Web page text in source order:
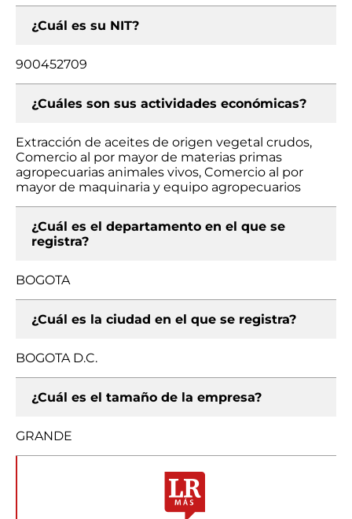
¿Cuál es su NIT?
900452709
¿Cuáles son sus actividades económicas?
Extracción de aceites de origen vegetal crudos,
Comercio al por mayor de materias primas
agropecuarias animales vivos, Comercio al por
mayor de maquinaria y equipo agropecuarios
¿Cuál es el departamento en el que se
registra?
BOGOTA
¿Cuál es la ciudad en el que se registra?
BOGOTA D.C.
¿Cuál es el tamaño de la empresa?
GRANDE